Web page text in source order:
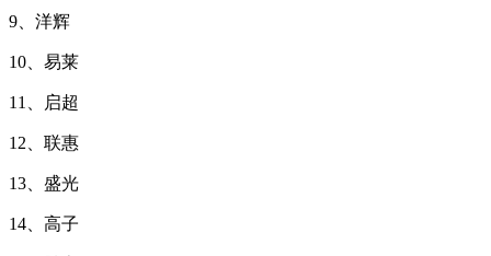
9、洋辉
10、易莱
11、启超
12、联惠
13、盛光
14、高子